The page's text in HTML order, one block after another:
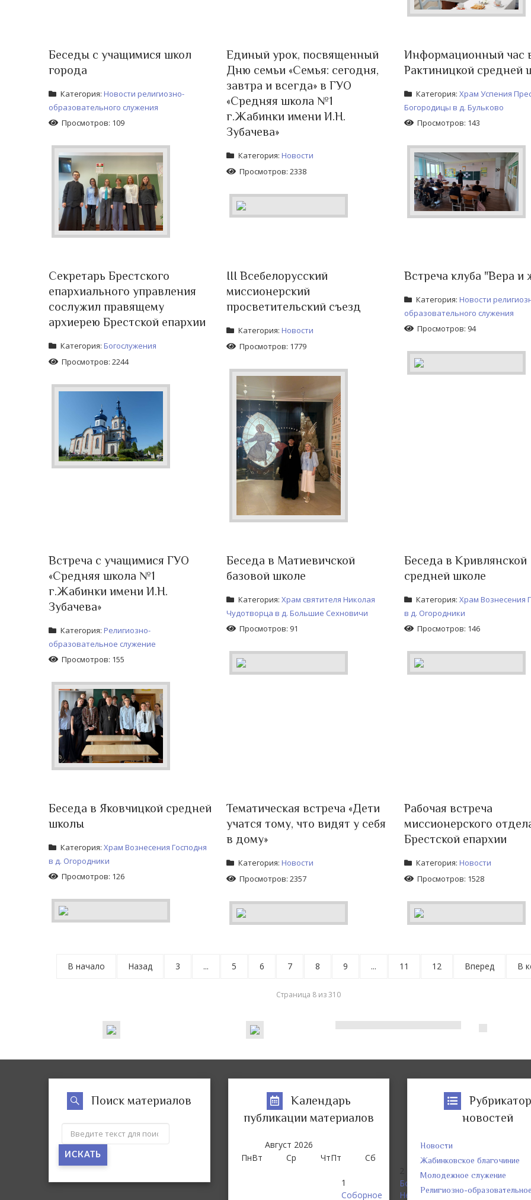
Беседы с учащимися школ
города
Категория: Новости религиозно-
образовательного служения
Просмотров: 109
Единый урок, посвященный
Дню семьи «Семья: сегодня,
завтра и всегда» в ГУО
«Средняя школа №1
г.Жабинки имени И.Н.
Зубачева»
Категория: Новости
Просмотров: 2338
Информационный час
Рактиницкой средней
Категория: Храм Успения
Богородицы в д. Бульково
Просмотров: 143
Секретарь Брестского
епархиального управления
сослужил правящему
архиерею Брестской епархии
Категория: Богослужения
Просмотров: 2244
III Всебелорусский
миссионерский
просветительский съезд
Категория: Новости
Просмотров: 1779
Встреча клуба "Вера и
Категория: Новости
образовательного служения
Просмотров: 94
Встреча с учащимися ГУО
«Средняя школа №1
г.Жабинки имени И.Н.
Зубачева»
Категория: Религиозно-
образовательное служение
Просмотров: 155
Беседа в Матиевичской
базовой школе
Категория:Храм святителя Николая
Чудотворца в д. Большие Сехновичи
Просмотров: 91
Беседа в Кривлянской
средней школе
Категория: Храм Вознесения
в д. Огородники
Просмотров: 146
Беседа в Яковчицкой средней
школы
Категория:Храм Вознесения Господня
в д. Огородники
Просмотров: 126
Тематическая встреча «Дети
учатся тому, что видят у себя
в дому»
Категория: Новости
Просмотров: 2357
Рабочая встреча
миссионерского
Брестской епархии
Категория: Новости
Просмотров: 1528
Страница 8 из 310
В начало Назад 3 ... 5 6 7 8 9 ... 11 12 Вперед В
Поиск материалов
ИСКАТЬ
Календарь
публикации материалов
Август 2026
ПнВт Ср ЧтПт Сб Вс
1
Соборное
Богослужения
Недели 9-й по
Рубрикатор
новостей
Новости
Жабинковское благочиние
Молодежное служение
Религиозно-образовательное